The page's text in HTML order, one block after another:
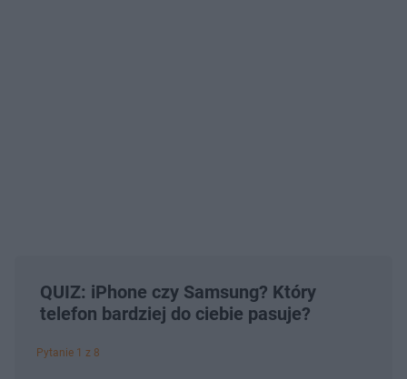
QUIZ: iPhone czy Samsung? Który
telefon bardziej do ciebie pasuje?
Pytanie 1 z 8